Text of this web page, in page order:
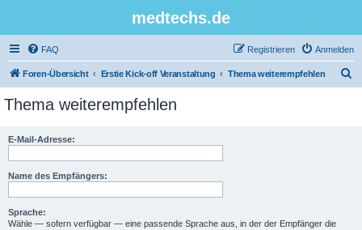
medtechs.de
FAQ Anmelden
Registrieren
Foren-Übersicht Erstie Kick-off Veranstaltung Thema weiterempfehlen
Thema weiterempfehlen
E-Mail-Adresse:
Name des Empfängers:
Sprache:
Wähle — sofern verfügbar — eine passende Sprache aus, in der der Empfänger die